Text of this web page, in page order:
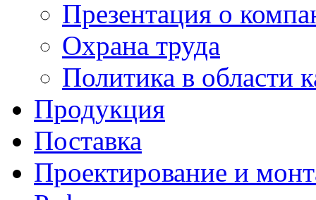
Презентация о
Охрана труда
Политика в области
Продукция
Поставка
Проектирование и